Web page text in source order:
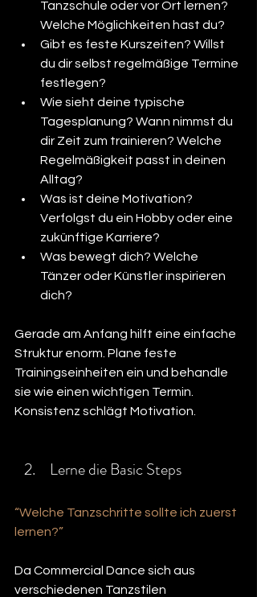
Tanzschule oder vor Ort lernen?
Welche Möglichkeiten hast du?
Gibt es feste Kurszeiten? Willst
du dir selbst regelmäßige Termine
festlegen?
Wie sieht deine typische
Tagesplanung? Wann nimmst du
dir Zeit zum trainieren? Welche
Regelmäßigkeit passt in deinen
Alltag?
Was ist deine Motivation?
Verfolgst du ein Hobby oder eine
zukünftige Karriere?
Was bewegt dich? Welche
Tänzer oder Künstler inspirieren
dich?
Gerade am Anfang hilft eine einfache
Struktur enorm. Plane feste
Trainingseinheiten ein und behandle
sie wie einen wichtigen Termin.
Konsistenz schlägt Motivation.
Lerne die Basic Steps
“Welche Tanzschritte sollte ich zuerst
lernen?”
Da Commercial Dance sich aus
verschiedenen Tanzstilen